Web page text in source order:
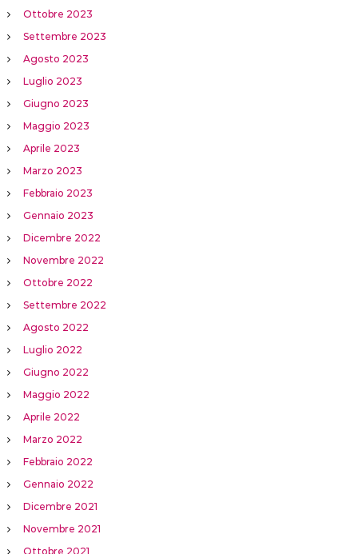
Ottobre 2023
Settembre 2023
Agosto 2023
Luglio 2023
Giugno 2023
Maggio 2023
Aprile 2023
Marzo 2023
Febbraio 2023
Gennaio 2023
Dicembre 2022
Novembre 2022
Ottobre 2022
Settembre 2022
Agosto 2022
Luglio 2022
Giugno 2022
Maggio 2022
Aprile 2022
Marzo 2022
Febbraio 2022
Gennaio 2022
Dicembre 2021
Novembre 2021
Ottobre 2021